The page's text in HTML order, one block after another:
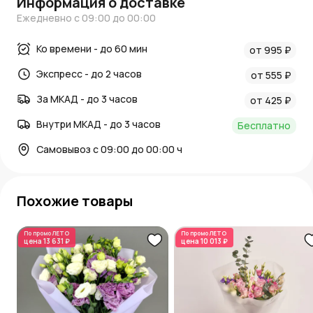
Ежедневно с 09:00 до 00:00
Ко времени - до 60 мин
от 995 ₽
Экспресс - до 2 часов
от 555 ₽
За МКАД - до 3 часов
от 425 ₽
Внутри МКАД - до 3 часов
Бесплатно
Самовывоз с 09:00 до 00:00 ч
Похожие товары
По промоЛЕТО
цена 13 631 ₽
По промоЛЕТО
цена 10 013 ₽